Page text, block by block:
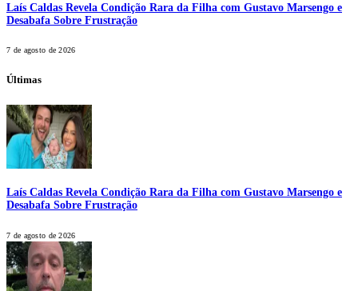
Laís Caldas Revela Condição Rara da Filha com Gustavo Marsengo e
Desabafa Sobre Frustração
7 de agosto de 2026
Últimas
Laís Caldas Revela Condição Rara da Filha com Gustavo Marsengo e
Desabafa Sobre Frustração
7 de agosto de 2026